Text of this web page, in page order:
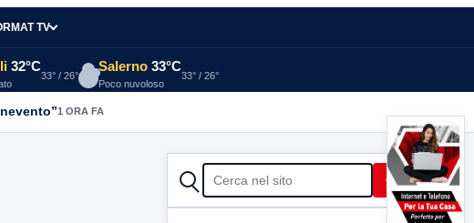
TV
32°C
33° / 26°
Salerno 33°C
Poco nuvoloso
33° / 26°
1 ORA FA
CERCA Cerca